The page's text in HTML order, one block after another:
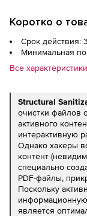
Коротко о
Срок действия:
Минимальная
Все характеристики
Structural
очистки файлов
активного
интерактивную
Однако хакеры
контент
специально
PDF-файлы,
Поскольку
информационную
является